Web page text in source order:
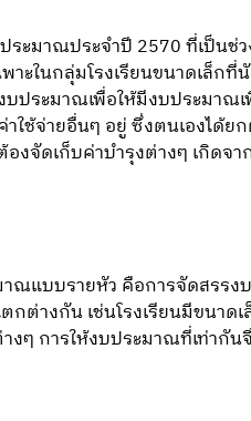
ะมาณประจำปี 2570 ที่เป็นช่
าะในกลุ่มโรงเรียนขนาดเล็กที่
ประมาณเพื่อให้มีงบประมาณ
ใช้จ่ายอื่นๆ อยู่ ซึ่งตนเองได้ย
งจัดเก็บค่าบำรุงต่างๆ เกิดจ
ณแบบรายหัว คือการจัดสรรง
กต่างกัน เช่นโรงเรียนมีขนาด
งๆ การให้งบประมาณที่เท่ากัน